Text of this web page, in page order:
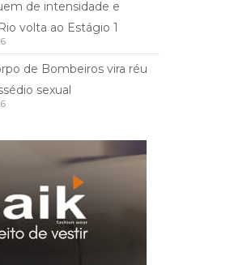
de intensidade e
volta ao Estágio 1
de Bombeiros vira réu
sexual